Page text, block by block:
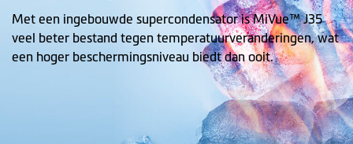
Met een ingebouwde supercondensator is MiVue™ J35
veel beter bestand tegen temperatuurveranderingen, wat
een hoger beschermingsniveau biedt dan ooit.